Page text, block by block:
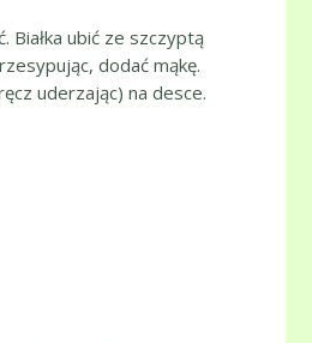
Białka ubić ze szczyptą
dodać mąkę.
uderzając) na desce.